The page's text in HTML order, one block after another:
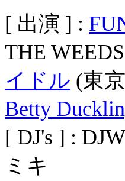
[ 出演 ] :
THE
イドル (東
Betty
[ DJ's ] :
ミキ